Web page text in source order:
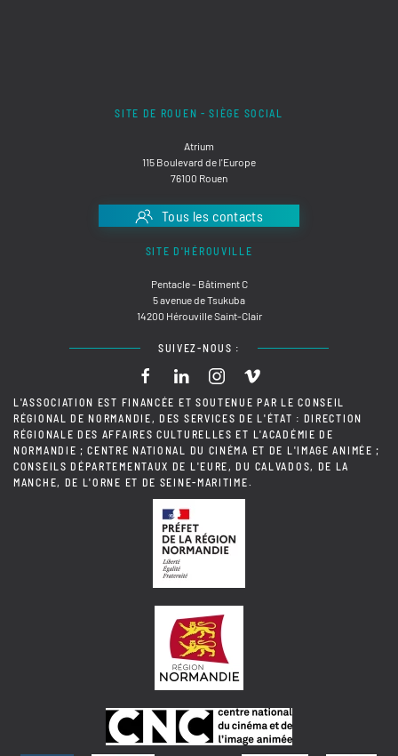
SITE DE ROUEN - SIÈGE SOCIAL
Atrium
115 Boulevard de l'Europe
76100 Rouen
Tous les contacts
SITE D'HÉROUVILLE
Pentacle - Bâtiment C
5 avenue de Tsukuba
14200 Hérouville Saint-Clair
SUIVEZ-NOUS :
L'ASSOCIATION EST FINANCÉE ET SOUTENUE PAR LE CONSEIL
RÉGIONAL DE NORMANDIE, DES SERVICES DE L'ÉTAT : DIRECTION
RÉGIONALE DES AFFAIRES CULTURELLES ET L'ACADÉMIE DE
NORMANDIE ; CENTRE NATIONAL DU CINÉMA ET DE L'IMAGE ANIMÉE ;
CONSEILS DÉPARTEMENTAUX DE L'EURE, DU CALVADOS, DE LA
MANCHE, DE L'ORNE ET DE SEINE-MARITIME.